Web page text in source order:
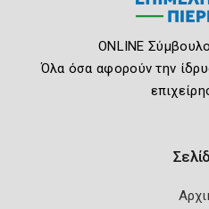
ONLINE
Όλα όσα αφορούν την